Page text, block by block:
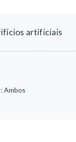
artificiais
Ambos